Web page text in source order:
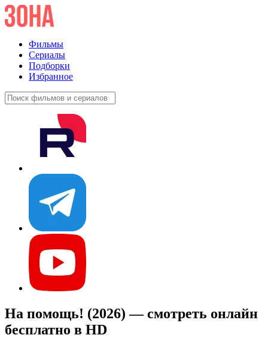
Фильмы
Сериалы
Подборки
Избранное
На помощь! (2026) — смотреть онлайн
бесплатно в HD